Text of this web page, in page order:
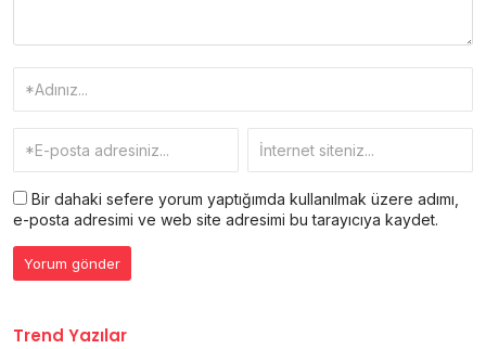
Bir dahaki sefere yorum yaptığımda kullanılmak üzere adımı,
e-posta adresimi ve web site adresimi bu tarayıcıya kaydet.
Trend Yazılar